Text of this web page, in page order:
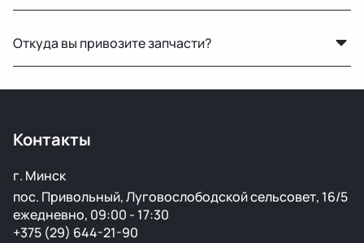
продажей.
есть склад в России для ускоренной доставки по РФ.
Откуда вы привозите запчасти?
подготовку перед продажей.
Контакты
г. Минск
пос. Привольный, Луговослободской сельсовет, 16/5
ежедневно, 09:00 - 17:30
+375 (29) 644-21-90